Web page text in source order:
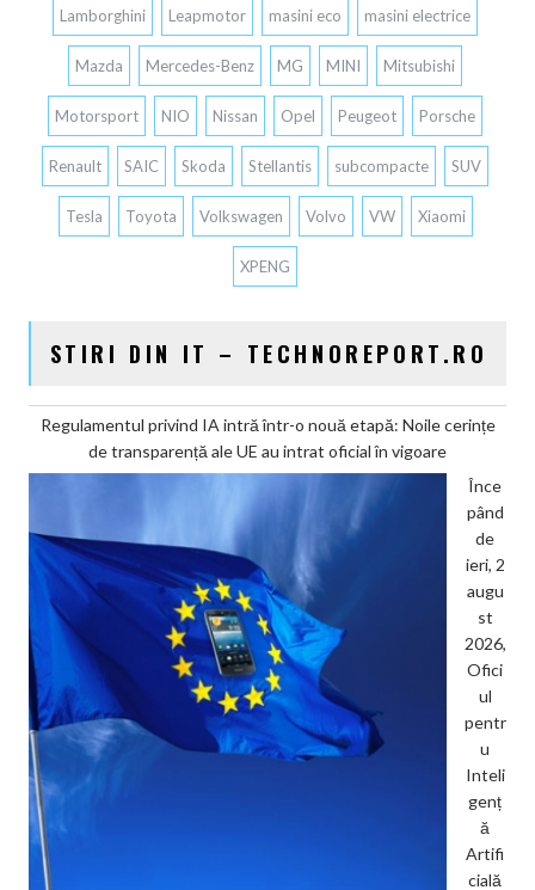
Lamborghini Leapmotor masini eco masini electrice
Mazda Mercedes-Benz MG MINI Mitsubishi
Motorsport NIO Nissan Opel Peugeot Porsche
Renault SAIC Skoda Stellantis subcompacte SUV
Tesla Toyota Volkswagen Volvo VW Xiaomi
XPENG
STIRI DIN IT – TECHNOREPORT.RO
Regulamentul privind IA intră într-o nouă etapă: Noile cerințe
de transparență ale UE au intrat oficial în vigoare
Înce
pând
de
ieri, 2
augu
st
2026,
Ofici
ul
pentr
u
Inteli
genț
ă
Artifi
cială